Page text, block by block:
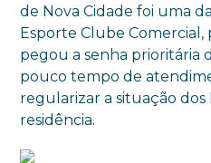
de Nova Cidade foi uma
Esporte Clube Comercial,
pegou a senha prioritária
pouco tempo de
regularizar a situação dos
residência.